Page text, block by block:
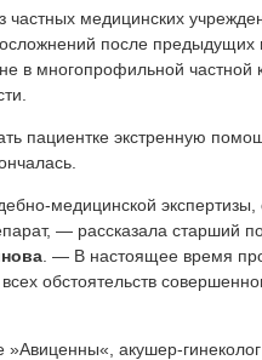
медицинских
после предыдущих
в многопрофильной частной
пациентке экстренную
медицинской экспертизы,
— рассказала старший
. — В настоящее время
обстоятельств
»Авиценны«, акушер-гинеколог